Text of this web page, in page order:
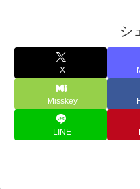
シ
X
Misskey
LINE